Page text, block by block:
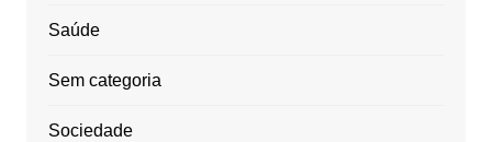
Saúde
Sem categoria
Sociedade